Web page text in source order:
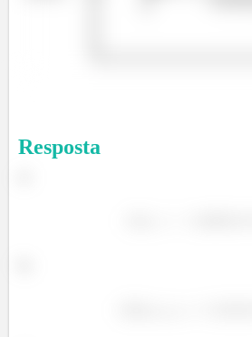
Resposta